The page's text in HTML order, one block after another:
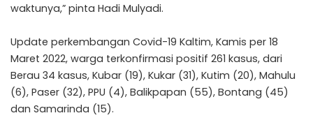
waktunya,” pinta Hadi Mulyadi.
Update perkembangan Covid-19 Kaltim, Kamis per 18
Maret 2022, warga terkonfirmasi positif 261 kasus, dari
Berau 34 kasus, Kubar (19), Kukar (31), Kutim (20), Mahulu
(6), Paser (32), PPU (4), Balikpapan (55), Bontang (45)
dan Samarinda (15).